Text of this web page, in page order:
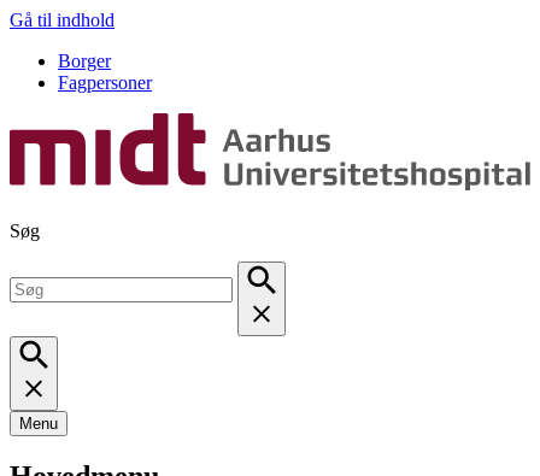
Gå til indhold
Borger
Fagpersoner
Søg
Menu